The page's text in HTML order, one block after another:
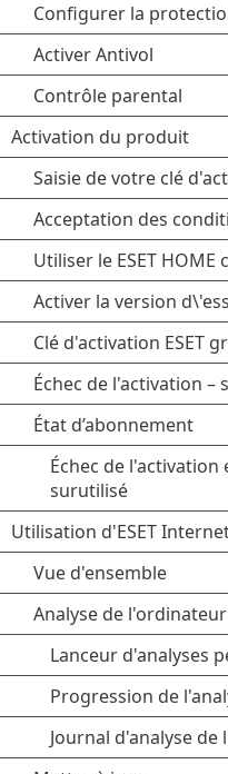
Configurer la
Activer Antivol
Contrôle parental
Activation du produit
Saisie de votre clé
Acceptation des
Utiliser le ESET HOME
Activer la version
Clé d'activation ESET
Échec de l'activation –
État d’abonnement
Échec de
surutilisé
Utilisation d'ESET
Vue d'ensemble
Analyse de l'ordinateur
Lanceur d'analyses
Progression de
Journal d'analyse